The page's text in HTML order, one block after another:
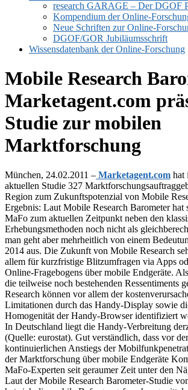
research GARAGE – Der DGOF
Kompendium der Online-
Neue Schriften zur Online-
DGOF/GOR Jubiläumsschrift
Wissensdatenbank der Online-Forschung
Mobile Research
Marketagent.com
Studie zur mobilen
Marktforschung
München, 24.02.2011 – Marketagent.com hat
aktuellen Studie 327
Region zum Zukunftspotenzial von Mobile
Ergebnis: Laut Mobile Research Barometer hat
MaFo zum aktuellen Zeitpunkt neben den
Erhebungsmethoden noch nicht als
man geht aber mehrheitlich von einem
2014 aus. Die Zukunft von Mobile Research
allem für kurzfristige Blitzumfragen via Apps
Online-Fragebogens über mobile Endgeräte.
die teilweise noch bestehenden Ressentiments
Research können vor allem der
Limitationen durch das Handy-Display sowie
Homogenität der Handy-Browser identifiziert
In Deutschland liegt die Handy-Verbreitung
(Quelle: eurostat). Gut verständlich, dass vor
kontinuierlichen Anstiegs der
der Marktforschung über mobile Endgeräte
MaFo-Experten seit geraumer Zeit unter den
Laut der Mobile Research Barometer-Studie